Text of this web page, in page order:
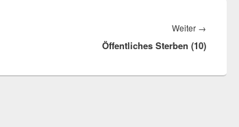
Weiter →
Beitrag:
Öffentliches Sterben (10)